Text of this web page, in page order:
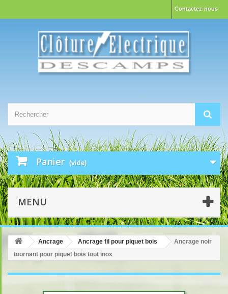
Contactez-nous
Panier (vide)
MENU
Ancrage Ancrage fil pour piquet bois
Ancrage noir
tournant pour piquet bois tout inox